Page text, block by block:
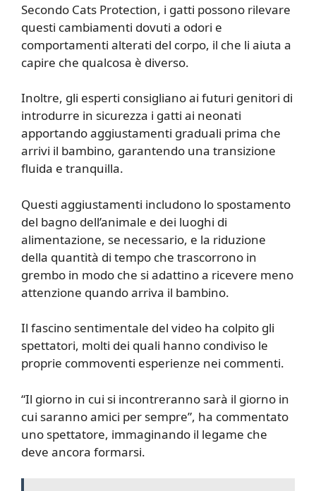
Secondo Cats Protection, i gatti possono rilevare
questi cambiamenti dovuti a odori e
comportamenti alterati del corpo, il che li aiuta a
capire che qualcosa è diverso.
Inoltre, gli esperti consigliano ai futuri genitori di
introdurre in sicurezza i gatti ai neonati
apportando aggiustamenti graduali prima che
arrivi il bambino, garantendo una transizione
fluida e tranquilla.
Questi aggiustamenti includono lo spostamento
del bagno dell’animale e dei luoghi di
alimentazione, se necessario, e la riduzione
della quantità di tempo che trascorrono in
grembo in modo che si adattino a ricevere meno
attenzione quando arriva il bambino.
Il fascino sentimentale del video ha colpito gli
spettatori, molti dei quali hanno condiviso le
proprie commoventi esperienze nei commenti.
“Il giorno in cui si incontreranno sarà il giorno in
cui saranno amici per sempre”, ha commentato
uno spettatore, immaginando il legame che
deve ancora formarsi.